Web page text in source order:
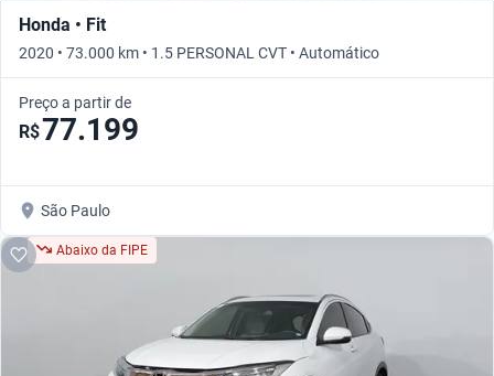
Honda • Fit
2020 • 73.000 km • 1.5 PERSONAL CVT • Automático
Preço a partir de
R$77.199
São Paulo
Abaixo da FIPE